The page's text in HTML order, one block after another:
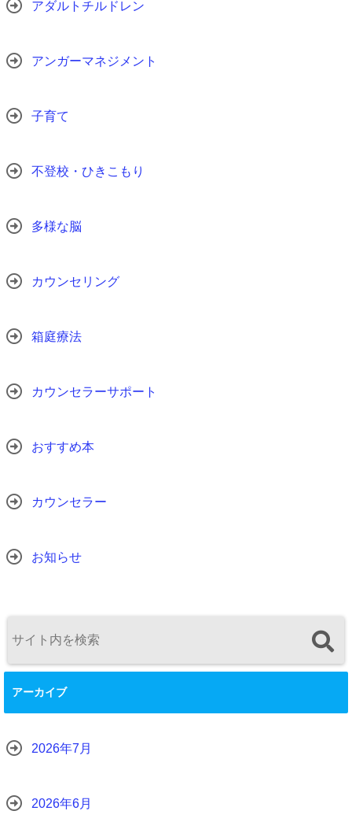
アダルトチルドレン
アンガーマネジメント
子育て
不登校・ひきこもり
多様な脳
カウンセリング
箱庭療法
カウンセラーサポート
おすすめ本
カウンセラー
お知らせ
アーカイブ
2026年7月
2026年6月